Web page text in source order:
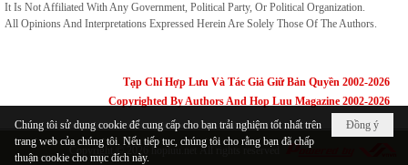
It Is Not Affiliated With Any Government, Political Party, Or Political Organization.
All Opinions And Interpretations Expressed Herein Are Solely Those Of The Authors.
Tạp Chí Hợp Lưu Và Tác Giả Giữ Bản Quyền 2002-2026
Copyrighted By Authors And Hop Luu Magazine 2002-2026
Copyright © 2026 hopluu.net All rights reserved
Đồng ý
Chúng tôi sử dụng cookie để cung cấp cho bạn trải nghiệm tốt nhất trên
trang web của chúng tôi. Nếu tiếp tục, chúng tôi cho rằng bạn đã chấp
thuận cookie cho mục đích này.